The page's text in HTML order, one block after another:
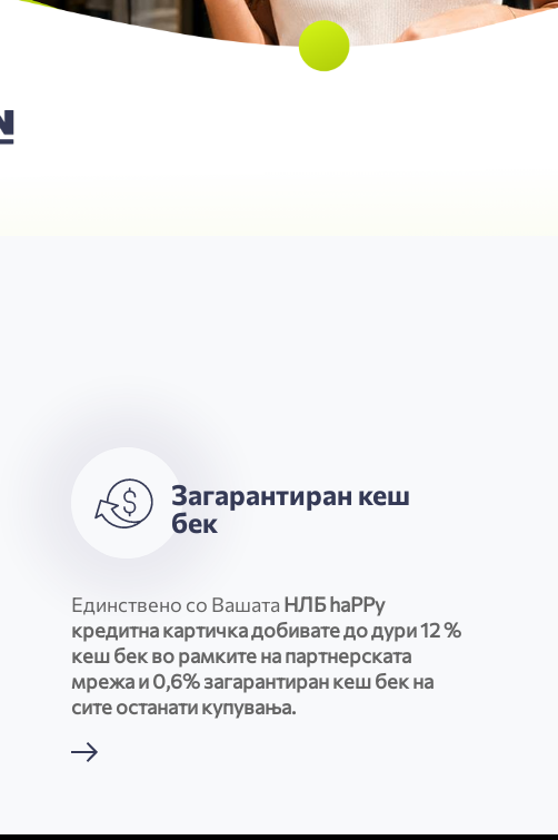
Загарантиран кеш
бек
Единствено со Вашата НЛБ haPPy
кредитна картичка добивате до дури 12 %
кеш бек во рамките на партнерската
мрежа и 0,6% загарантиран кеш бек на
сите останати купувања.